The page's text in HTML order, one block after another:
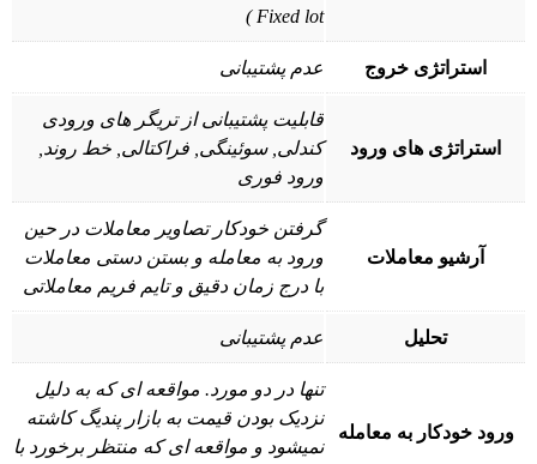
Fixed lot )
استراتژی خروج عدم پشتیبانی
استراتژی های ورود
قابلیت پشتیبانی از تریگر های ورودی
کندلی, سوئینگی, فراکتالی, خط روند,
ورود فوری
آرشیو معاملات
گرفتن خودکار تصاویر معاملات در حین
ورود به معامله و بستن دستی معاملات
با درج زمان دقیق و تایم فریم معاملاتی
تحلیل عدم پشتیبانی
ورود خودکار به معامله
تنها در دو مورد. مواقعه ای که به دلیل
نزدیک بودن قیمت به بازار پندیگ کاشته
نمیشود و مواقعه ای که منتظر برخورد با